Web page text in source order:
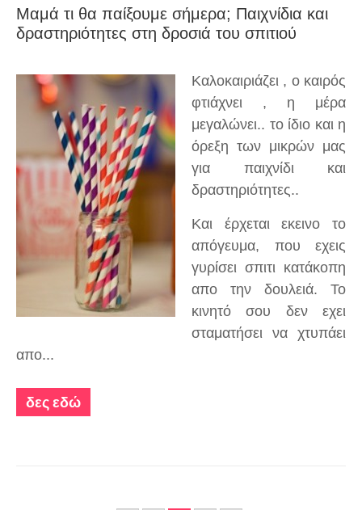
Μαμά τι θα παίξουμε σήμερα; Παιχνίδια και
δραστηριότητες στη δροσιά του σπιτιού
Καλοκαιριάζει , ο καιρός
φτιάχνει , η μέρα
μεγαλώνει.. το ίδιο και η
όρεξη των μικρών μας
για παιχνίδι και
δραστηριότητες..
Και έρχεται εκεινο το
απόγευμα, που εχεις
γυρίσει σπιτι κατάκοπη
απο την δουλειά. Το
κινητό σου δεν εχει
σταματήσει να χτυπάει
απο...
δες εδώ